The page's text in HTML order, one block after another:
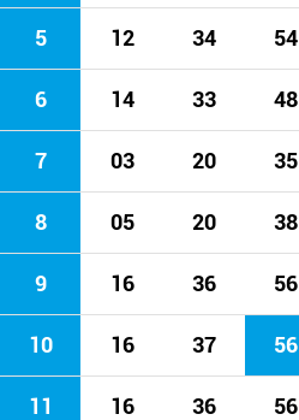
5 12 34 54
6 14 33 48
7 03 20 35
8 05 20 38
9 16 36 56
10 16 37 56
11 16 36 56